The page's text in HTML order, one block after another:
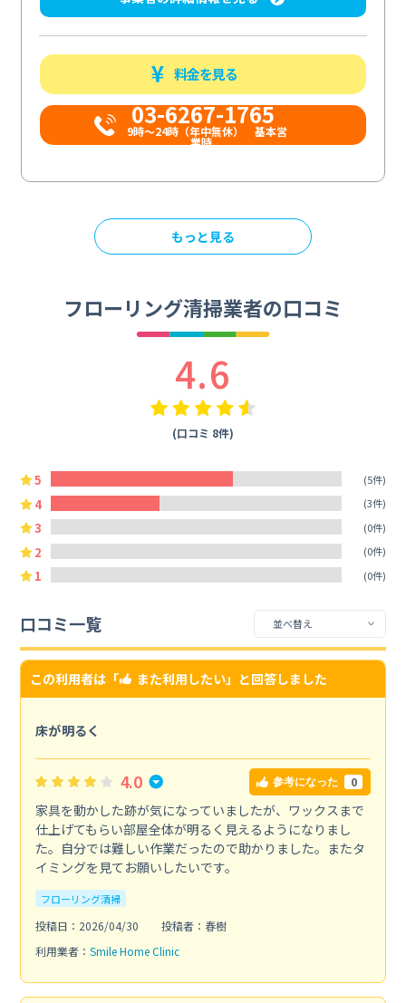
料金を見る
03-6267-1765
9時〜24時（年中無休） 基本営
業時...
もっと見る
フローリング清掃業者の口コミ
4.6
(口コミ 8件)
5 (5件)
4 (3件)
3 (0件)
2 (0件)
1 (0件)
口コミ一覧
この利用者は「 また利用したい」と回答しました
床が明るく
4.0 参考になった 0
家具を動かした跡が気になっていましたが、ワックスまで
仕上げてもらい部屋全体が明るく見えるようになりまし
た。自分では難しい作業だったので助かりました。またタ
イミングを見てお願いしたいです。
フローリング清掃
投稿日：2026/04/30
投稿者：春樹
利用業者： Smile Home Clinic